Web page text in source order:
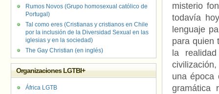
misterio
todavía
lenguaje
para quien
la
una época
gramática
Rumos Novos (Grupo homosexual católico de
Portugal)
Tal como eres (Cristianas y cristianos en Chile
por la inclusión de la Diversidad Sexual en las
iglesias y en la sociedad)
The Gay Christian (en inglés)
Organizaciones LGTBI+
África LGTB